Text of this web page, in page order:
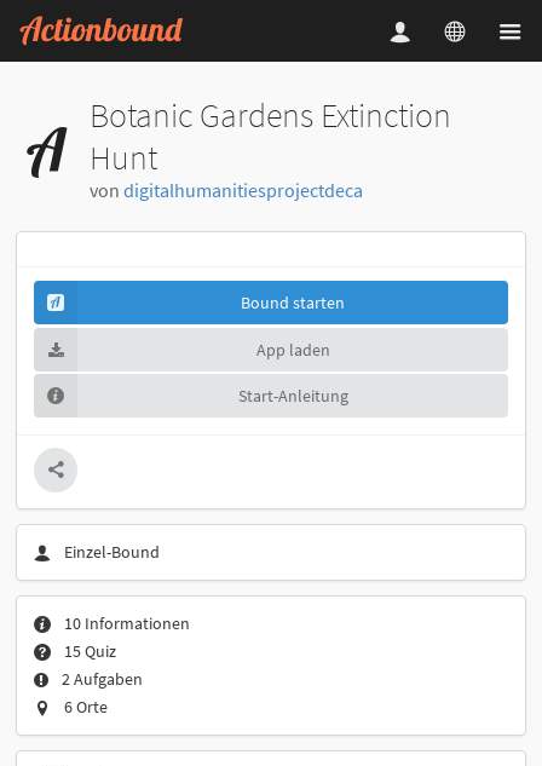
Botanic Gardens Extinction
Hunt
von digitalhumanitiesprojectdeca
Bound starten
App laden
Start-Anleitung
Einzel-Bound
10 Informationen
15 Quiz
2 Aufgaben
6 Orte